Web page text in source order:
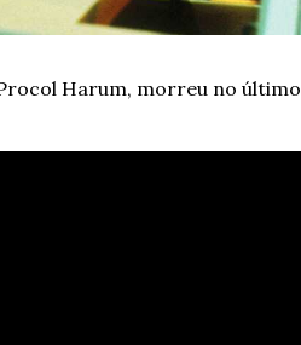
Harum, morreu no último